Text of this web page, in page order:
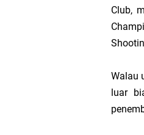
Club,
Walau
luar